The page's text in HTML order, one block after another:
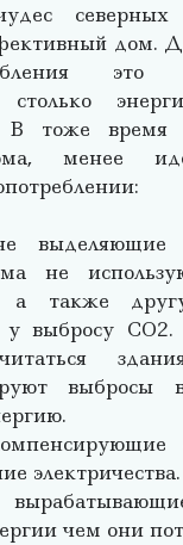
северных
дом.
столько
В тоже время
менее
выделяющие
не
а также
у выбросу
выбросы
электричества.
чем они